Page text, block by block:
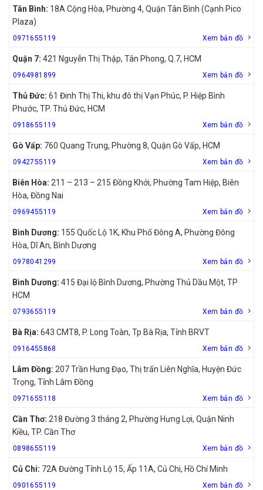
Tân Bình: 18A Cộng Hòa, Phường 4, Quận Tân Bình (Cạnh Pico
Plaza)
0971655119 Xem bản đồ
Quận 7: 421 Nguyễn Thị Thập, Tân Phong, Q.7, HCM
0964981899 Xem bản đồ
Thủ Đức: 61 Đinh Thị Thi, khu đô thị Vạn Phúc, P. Hiệp Bình
Phước, TP. Thủ Đức, HCM
0918655119 Xem bản đồ
Gò Vấp: 760 Quang Trung, Phường 8, Quận Gò Vấp, HCM
0942755119 Xem bản đồ
Biên Hòa: 211 – 213 – 215 Đồng Khởi, Phường Tam Hiệp, Biên
Hòa, Đồng Nai
0969455119 Xem bản đồ
Bình Dương: 155 Quốc Lộ 1K, Khu Phố Đông A, Phường Đông
Hòa, Dĩ An, Bình Dương
0978041299 Xem bản đồ
Bình Dương: 415 Đại lộ Bình Dương, Phường Thủ Dầu Một, TP
HCM
0793655119 Xem bản đồ
Bà Rịa: 643 CMT8, P. Long Toàn, Tp Bà Rịa, Tỉnh BRVT
0916455868 Xem bản đồ
Lâm Đồng: 207 Trần Hưng Đạo, Thị trấn Liên Nghĩa, Huyện Đức
Trọng, Tỉnh Lâm Đồng
0971655118 Xem bản đồ
Cần Thơ: 218 Đường 3 tháng 2, Phường Hưng Lợi, Quận Ninh
Kiều, TP. Cần Thơ
0898655119 Xem bản đồ
Củ Chi: 72A Đường Tỉnh Lộ 15, Ấp 11A, Củ Chi, Hồ Chí Minh
0901655119 Xem bản đồ